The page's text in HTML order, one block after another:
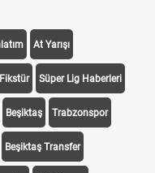
At Yarışı
Süper Lig Haberleri
Beşiktaş Trabzonspor
Beşiktaş Transfer